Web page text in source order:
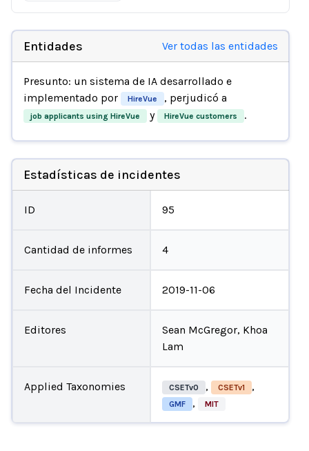
Entidades Ver todas las entidades
Presunto: un sistema de IA desarrollado e
implementado por
HireVue , perjudicó a
job applicants using HireVue y HireVue customers .
Estadísticas de incidentes
ID 95
Cantidad de informes 4
Fecha del Incidente 2019-11-06
Editores
Sean McGregor, Khoa
Lam
Applied Taxonomies CSETv0 , CSETv1 ,
GMF , MIT